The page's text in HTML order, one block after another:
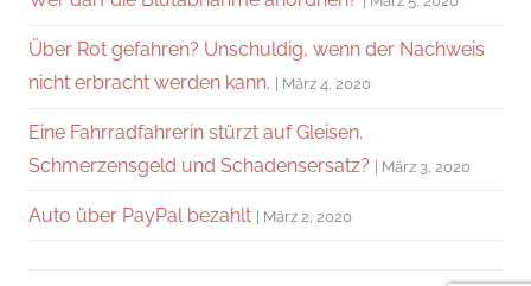
Über Rot gefahren? Unschuldig, wenn der Nachweis
nicht erbracht werden kann.
März 4, 2020
Eine Fahrradfahrerin stürzt auf Gleisen.
Schmerzensgeld und Schadensersatz?
März 3, 2020
Auto über PayPal bezahlt März 2, 2020